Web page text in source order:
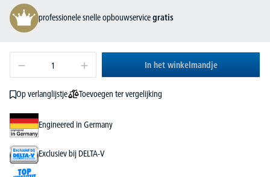
professionele snelle opbouwservicegratis
In het winkelmandje
Op verlanglijstje Toevoegen ter vergelijking
Engineered in Germany
Exclusiev bij DELTA-V